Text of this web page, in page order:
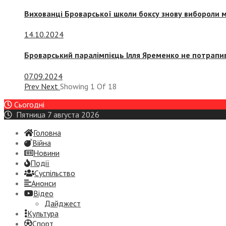
Вихованці Броварської школи боксу знову вибороли
14.10.2024
Броварський паралімпієць Ілля Яременко не
07.09.2024
Prev Next Showing 1 Of 18
Сьогодні
Пятница 7 августа 2026
Головна
Війна
Новини
Події
Суспiльство
Анонси
Відео
Дайджест
Культура
Спорт